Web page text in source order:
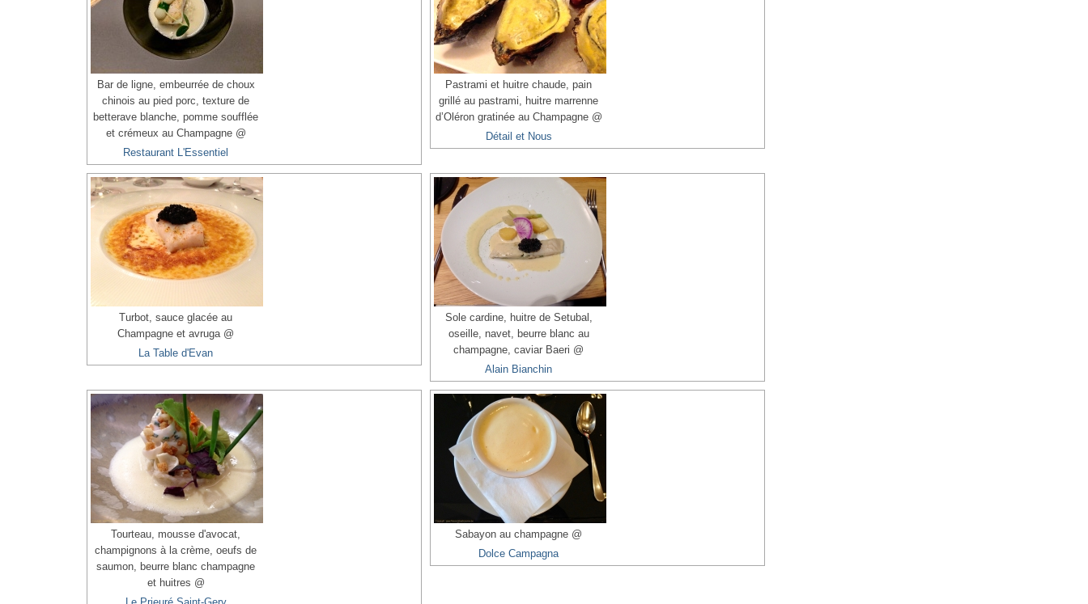
Bar de ligne, embeurrée de choux
chinois au pied porc, texture de
betterave blanche, pomme soufflée
et crémeux au Champagne @
Restaurant L'Essentiel
Pastrami et huitre chaude, pain
grillé au pastrami, huitre marrenne
d’Oléron gratinée au Champagne @
Détail et Nous
Turbot, sauce glacée au
Champagne et avruga @
La Table d'Evan
Sole cardine, huitre de Setubal,
oseille, navet, beurre blanc au
champagne, caviar Baeri @
Alain Bianchin
Tourteau, mousse d'avocat,
champignons à la crème, oeufs de
saumon, beurre blanc champagne
et huitres @
Sabayon au champagne @
Dolce Campagna